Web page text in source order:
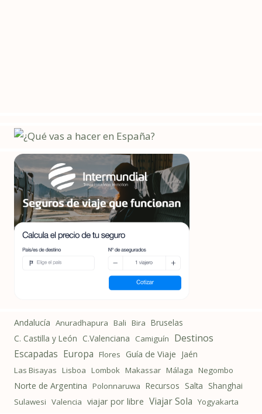
Andalucía Anuradhapura Bali Bira Bruselas
C. Castilla y León C.Valenciana Camiguín Destinos
Escapadas Europa Flores Guía de Viaje Jaén
Las Bisayas Lisboa Lombok Makassar Málaga Negombo
Norte de Argentina Polonnaruwa Recursos Salta Shanghai
Sulawesi Valencia viajar por libre Viajar Sola Yogyakarta